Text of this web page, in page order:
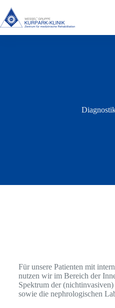
Für unsere Patienten mit
nutzen wir im Bereich der
Spektrum der
sowie die nephrologischen